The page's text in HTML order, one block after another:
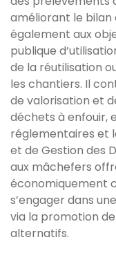
améliorant le bilan
également aux
publique
de la réutilisation
les chantiers. Il
de valorisation et
déchets à enfouir,
réglementaires et
et de Gestion des
aux mâchefers
économiquement
s’engager dans
via la promotion
alternatifs.